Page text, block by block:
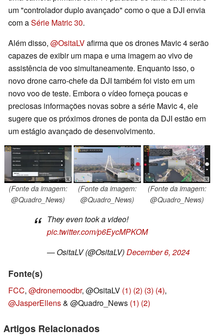
um "controlador duplo avançado" como o que a DJI envia
com aSérie Matric 30.
Além disso, @OsitaLVafirma que os drones Mavic 4 serão
capazes de exibir um mapa e uma imagem ao vivo de
assistência de voo simultaneamente. Enquanto isso, o
novo drone carro-chefe da DJI também foi visto em um
novo voo de teste. Embora o vídeo forneça poucas e
preciosas informações novas sobre a série Mavic 4, ele
sugere que os próximos drones de ponta da DJI estão em
um estágio avançado de desenvolvimento.
(Fonte da imagem:
@Quadro_News)
(Fonte da imagem:
@Quadro_News)
(Fonte da imagem:
@Quadro_News)
They even took a video!
pic.twitter.com/p6EycMPKOM
— OsitaLV (@OsitaLV)December 6, 2024
Fonte(s)
FCC, @dronemoodbr, @OsitaLV (1) (2) (3) (4),
@JasperEllens& @Quadro_News (1) (2)
Artigos Relacionados